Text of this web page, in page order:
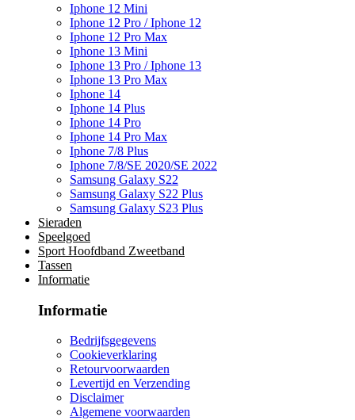
Iphone 12 Mini
Iphone 12 Pro / Iphone 12
Iphone 12 Pro Max
Iphone 13 Mini
Iphone 13 Pro / Iphone 13
Iphone 13 Pro Max
Iphone 14
Iphone 14 Plus
Iphone 14 Pro
Iphone 14 Pro Max
Iphone 7/8 Plus
Iphone 7/8/SE 2020/SE 2022
Samsung Galaxy S22
Samsung Galaxy S22 Plus
Samsung Galaxy S23 Plus
Sieraden
Speelgoed
Sport Hoofdband Zweetband
Tassen
Informatie
Informatie
Bedrijfsgegevens
Cookieverklaring
Retourvoorwaarden
Levertijd en Verzending
Disclaimer
Algemene voorwaarden